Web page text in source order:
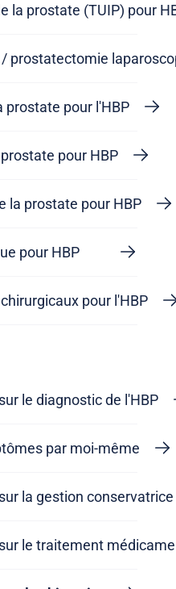
la prostate (TUIP) pour
prostatectomie
prostate pour l'HBP
pour HBP
la prostate pour HBP
pour HBP
pour l'HBP
le diagnostic de l'HBP
par moi-même
la gestion conservatrice
le traitement